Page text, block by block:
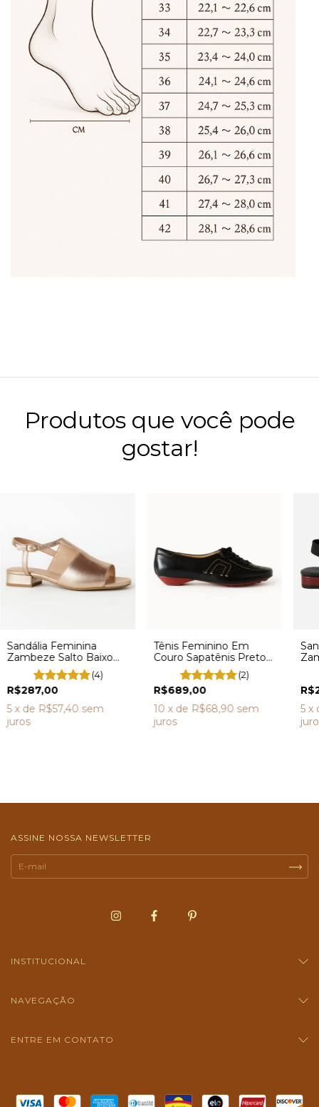
Produtos que você pode
gostar!
Sandália Feminina
Zambeze Salto Baixo
Em Couro Confortável
GRU8088
(4)
R$287,00
5 x de R$57,40 sem
juros
Tênis Feminino Em
Couro Sapatênis Preto
(2)
R$689,00
10 x de R$68,90 sem
juros
5 x
ASSINE NOSSA NEWSLETTER
INSTITUCIONAL
NAVEGAÇÃO
ENTRE EM CONTATO